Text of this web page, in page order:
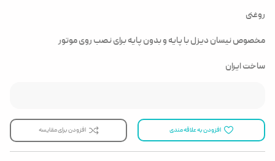
روغنی
مخصوص نیسان دیزل با پایه و بدون پایه برای نصب روی موتور
ساخت ایران
افزودن به علاقه مندی افزودن برای مقایسه